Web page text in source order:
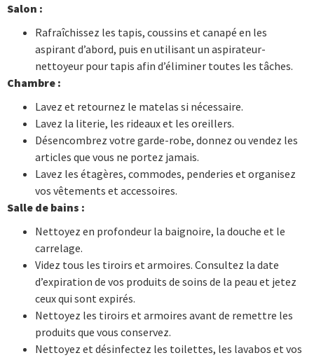
Salon :
Rafraîchissez les tapis, coussins et canapé en les
aspirant d’abord, puis en utilisant un aspirateur-
nettoyeur pour tapis afin d’éliminer toutes les tâches.
Chambre :
Lavez et retournez le matelas si nécessaire.
Lavez la literie, les rideaux et les oreillers.
Désencombrez votre garde-robe, donnez ou vendez les
articles que vous ne portez jamais.
Lavez les étagères, commodes, penderies et organisez
vos vêtements et accessoires.
Salle de bains :
Nettoyez en profondeur la baignoire, la douche et le
carrelage.
Videz tous les tiroirs et armoires. Consultez la date
d’expiration de vos produits de soins de la peau et jetez
ceux qui sont expirés.
Nettoyez les tiroirs et armoires avant de remettre les
produits que vous conservez.
Nettoyez et désinfectez les toilettes, les lavabos et vos